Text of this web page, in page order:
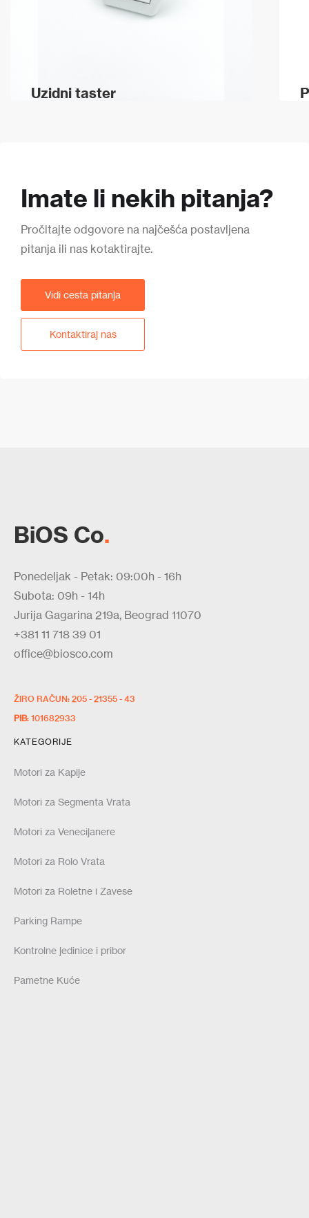
Uzidni taster
Imate li nekih pitanja?
Pročitajte odgovore na najčešća postavljena
pitanja ili nas kotaktirajte.
Vidi cesta pitanja
Kontaktiraj nas
BiOS Co.
Ponedeljak - Petak: 09:00h - 16h
Subota: 09h - 14h
Jurija Gagarina 219a, Beograd 11070
+381 11 718 39 01
office@biosco.com
ŽIRO RAČUN: 205 - 21355 - 43
PIB: 101682933
KATEGORIJE
Motori za Kapije
Motori za Segmenta Vrata
Motori za Venecijanere
Motori za Rolo Vrata
Motori za Roletne i Zavese
Parking Rampe
Kontrolne jedinice i pribor
Pametne Kuće